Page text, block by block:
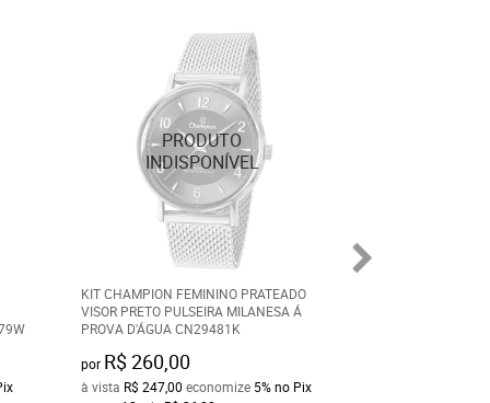
KIT CHAMPION FEMININO PRATEADO
VISOR PRETO PULSEIRA MILANESA Á
PROVA D'ÁGUA CN29481K
por R$ 260,00
à vista R$ 247,00 economize 5% no Pix